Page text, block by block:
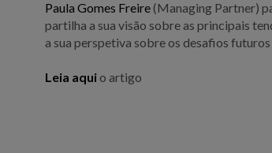
Paula Gomes Freire(Managing Partner)
partilha a sua visão sobre as principais
a sua perspetiva sobre os desafios
Leia aquio artigo